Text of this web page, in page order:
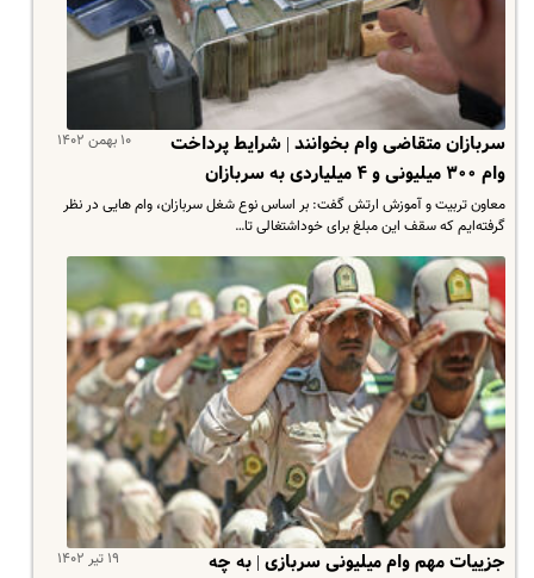
۱۰ بهمن ۱۴۰۲
سربازان متقاضی وام بخوانند | شرایط پرداخت
وام ۳۰۰ میلیونی و ۴ میلیاردی به سربازان
معاون تربیت و آموزش ارتش گفت: بر اساس نوع شغل‌ سربازان، وام هایی در نظر
گرفته‌ایم که سقف این مبلغ برای خوداشتغالی تا…
۱۹ تیر ۱۴۰۲
جزییات مهم وام میلیونی سربازی | به چه